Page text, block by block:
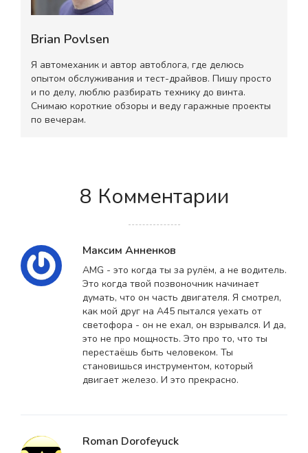
Brian Povlsen
Я автомеханик и автор автоблога, где делюсь
опытом обслуживания и тест-драйвов. Пишу просто
и по делу, люблю разбирать технику до винта.
Снимаю короткие обзоры и веду гаражные проекты
по вечерам.
8 Комментарии
Максим Анненков
AMG - это когда ты за рулём, а не водитель.
Это когда твой позвоночник начинает
думать, что он часть двигателя. Я смотрел,
как мой друг на A45 пытался уехать от
светофора - он не ехал, он взрывался. И да,
это не про мощность. Это про то, что ты
перестаёшь быть человеком. Ты
становишься инструментом, который
двигает железо. И это прекрасно.
Roman Dorofeyuck